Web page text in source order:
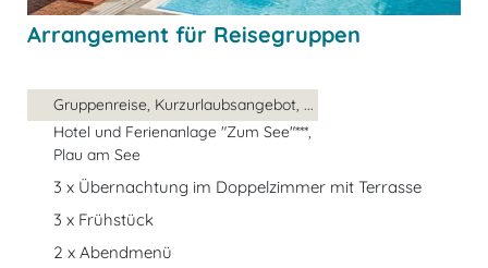
Arrangement für Reisegruppen
Gruppenreise, Kurzurlaubsangebot, ...
Hotel und Ferienanlage "Zum See"***,
Plau am See
3 x Übernachtung im Doppelzimmer mit Terrasse
3 x Frühstück
2 x Abendmenü